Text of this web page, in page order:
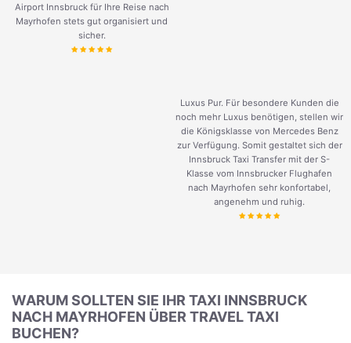
Airport Innsbruck für Ihre Reise nach
Mayrhofen stets gut organisiert und
sicher.
Luxus Pur. Für besondere Kunden die
noch mehr Luxus benötigen, stellen wir
die Königsklasse von Mercedes Benz
zur Verfügung. Somit gestaltet sich der
Innsbruck Taxi Transfer mit der S-
Klasse vom Innsbrucker Flughafen
nach Mayrhofen sehr konfortabel,
angenehm und ruhig.
WARUM SOLLTEN SIE IHR TAXI INNSBRUCK
NACH MAYRHOFEN ÜBER TRAVEL TAXI
BUCHEN?